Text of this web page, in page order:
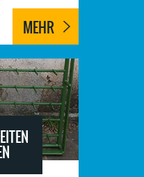
MEHR